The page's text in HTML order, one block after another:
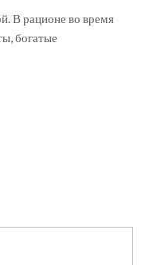
В рационе во время
богатые